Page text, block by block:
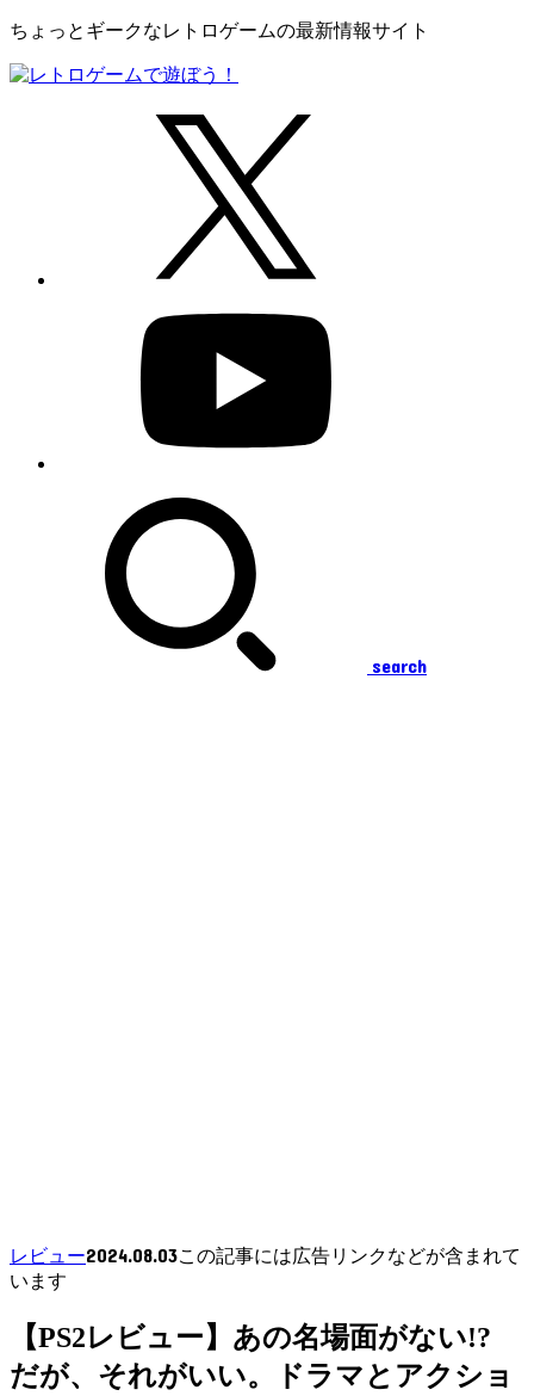
ちょっとギークなレトロゲームの最新情報サイト
search
レビュー2024.08.03この記事には広告リンクなどが含まれて
います
【PS2レビュー】あの名場面がない!?
だが、それがいい。ドラマとアクショ